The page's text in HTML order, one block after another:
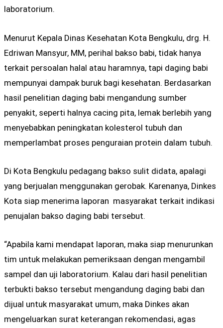
laboratorium.
Menurut Kepala Dinas Kesehatan Kota Bengkulu, drg. H.
Edriwan Mansyur, MM, perihal bakso babi, tidak hanya
terkait persoalan halal atau haramnya, tapi daging babi
mempunyai dampak buruk bagi kesehatan. Berdasarkan
hasil penelitian daging babi mengandung sumber
penyakit, seperti halnya cacing pita, lemak berlebih yang
menyebabkan peningkatan kolesterol tubuh dan
memperlambat proses penguraian protein dalam tubuh.
Di Kota Bengkulu pedagang bakso sulit didata, apalagi
yang berjualan menggunakan gerobak. Karenanya, Dinkes
Kota siap menerima laporan masyarakat terkait indikasi
penujalan bakso daging babi tersebut.
“Apabila kami mendapat laporan, maka siap menurunkan
tim untuk melakukan pemeriksaan dengan mengambil
sampel dan uji laboratorium. Kalau dari hasil penelitian
terbukti bakso tersebut mengandung daging babi dan
dijual untuk masyarakat umum, maka Dinkes akan
mengeluarkan surat keterangan rekomendasi, agas